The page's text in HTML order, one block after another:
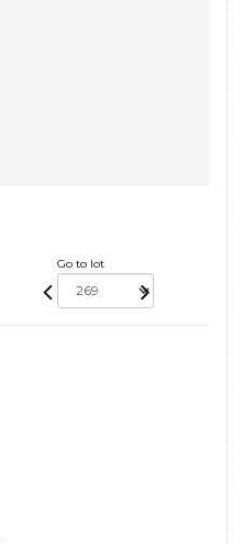
Go to lot